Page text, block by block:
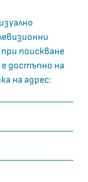
поискване
достъпно на
на адрес: